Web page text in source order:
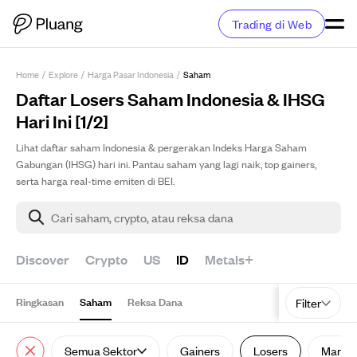
Trading di Web
Home / Explore / Harga Pasar Indonesia / Saham
Daftar Losers Saham Indonesia & IHSG
Hari Ini [1/2]
Lihat daftar saham Indonesia & pergerakan Indeks Harga Saham
Gabungan (IHSG) hari ini. Pantau saham yang lagi naik, top gainers,
serta harga real-time emiten di BEI.
Cari saham, crypto, atau reksa dana
Discover Crypto US ID Metals+
Ringkasan Saham Reksa Dana Filter
Semua Sektor Gainers Losers